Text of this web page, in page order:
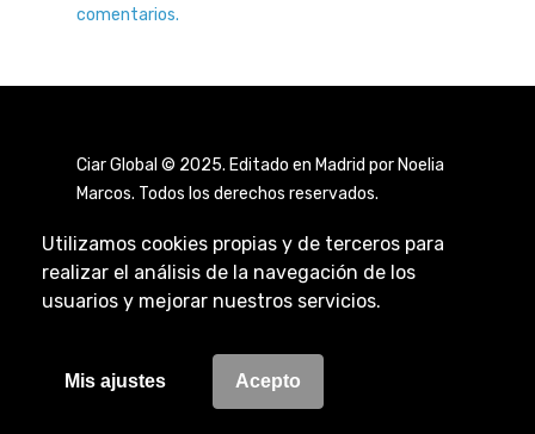
Utilizamos cookies propias y de terceros para
realizar el análisis de la navegación de los
usuarios y mejorar nuestros servicios.
Mis ajustes Acepto
comentarios.
Ciar Global © 2025. Editado en Madrid por Noelia
Marcos. Todos los derechos reservados.
Aviso Legal|Política de Privacidad|Política de